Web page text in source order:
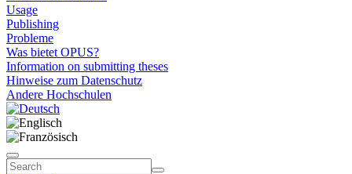
Usage
Publishing
Probleme
Was bietet OPUS?
Information on submitting theses
Hinweise zum Datenschutz
Andere Hochschulen